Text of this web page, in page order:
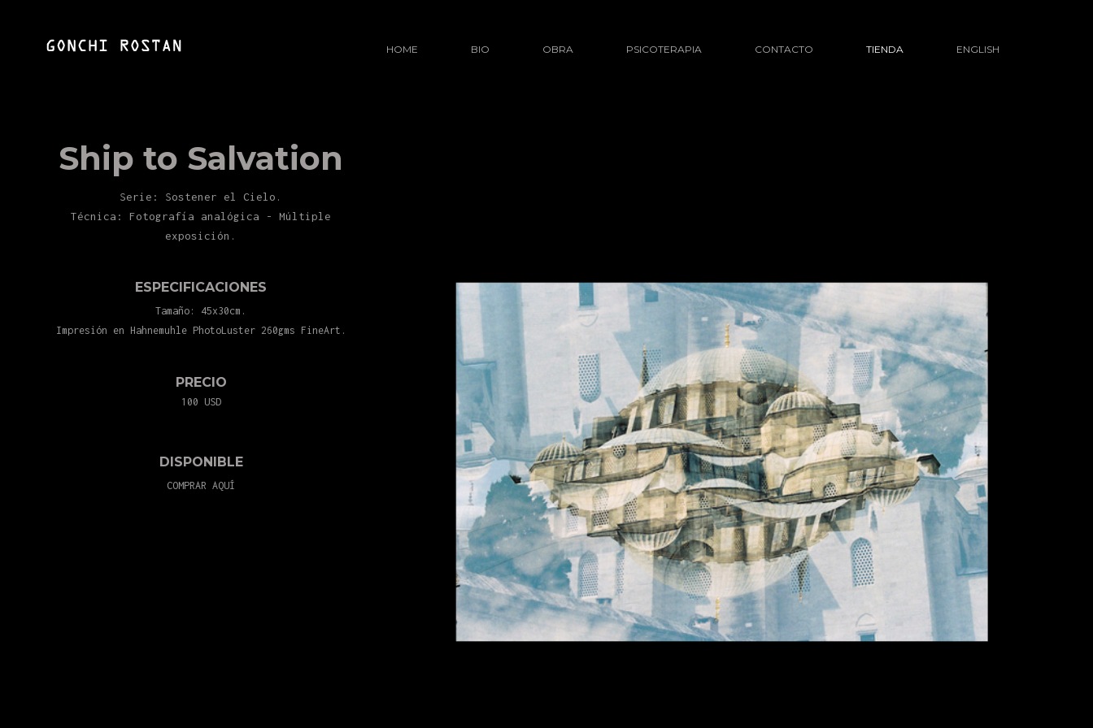
HOME BIO OBRA PSICOTERAPIA CONTACTO TIENDA ENGLISH
Ship to Salvation
Serie: Sostener el Cielo.
Técnica: Fotografía analógica - Múltiple
exposición.
ESPECIFICACIONES
Tamaño: 45x30cm.
Impresión en Hahnemuhle PhotoLuster 260gms FineArt.
PRECIO
100 USD
DISPONIBLE
COMPRAR AQUÍ